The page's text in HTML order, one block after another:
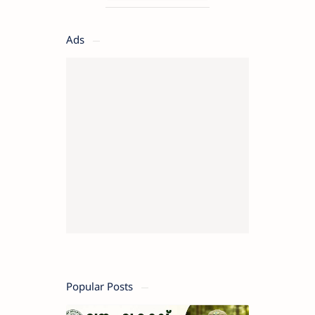
Ads
Popular Posts